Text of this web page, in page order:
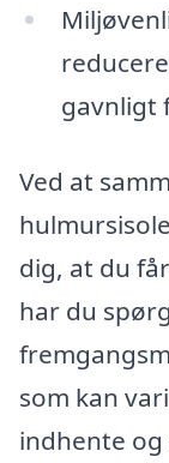
gavnligt
Ved at
dig, at du
har du
som kan
indhente og